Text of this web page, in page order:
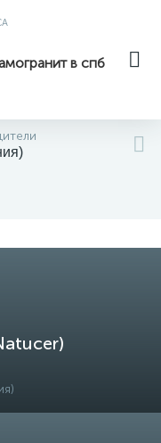
в спб